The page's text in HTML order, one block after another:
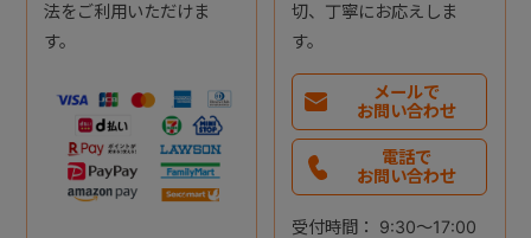
法をご利用いただけま
す。
切、丁寧にお応えしま
す。
メールで
お問い合わせ
電話で
お問い合わせ
受付時間： 9:30～17:00